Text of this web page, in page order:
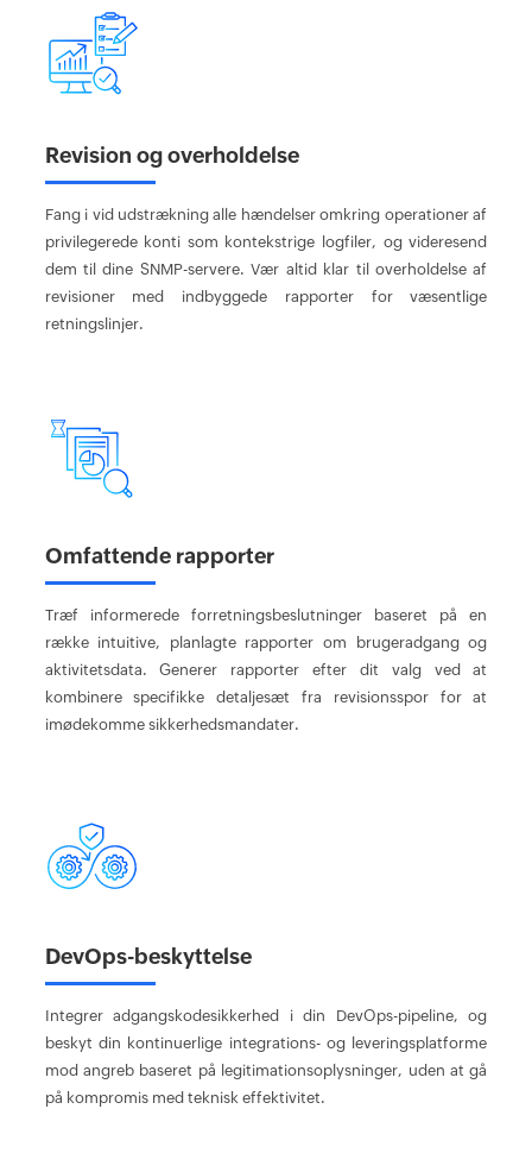
Revision og overholdelse
Fang i vid udstrækning alle hændelser omkring operationer af
privilegerede konti som kontekstrige logfiler, og videresend
dem til dine SNMP-servere. Vær altid klar til overholdelse af
revisioner med indbyggede rapporter for væsentlige
retningslinjer.
Omfattende rapporter
Træf informerede forretningsbeslutninger baseret på en
række intuitive, planlagte rapporter om brugeradgang og
aktivitetsdata. Generer rapporter efter dit valg ved at
kombinere specifikke detaljesæt fra revisionsspor for at
imødekomme sikkerhedsmandater.
DevOps-beskyttelse
Integrer adgangskodesikkerhed i din DevOps-pipeline, og
beskyt din kontinuerlige integrations- og leveringsplatforme
mod angreb baseret på legitimationsoplysninger, uden at gå
på kompromis med teknisk effektivitet.